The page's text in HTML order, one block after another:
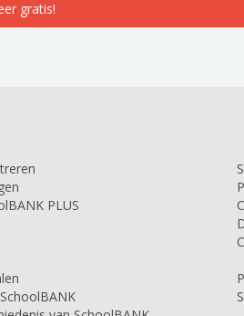
gratis!
PLUS